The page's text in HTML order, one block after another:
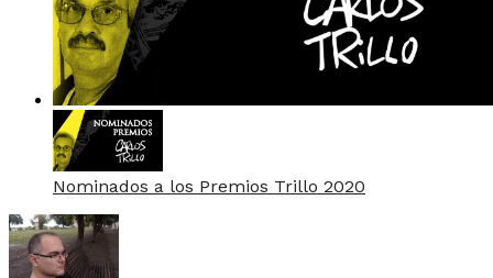
Nominados a los Premios Trillo 2020